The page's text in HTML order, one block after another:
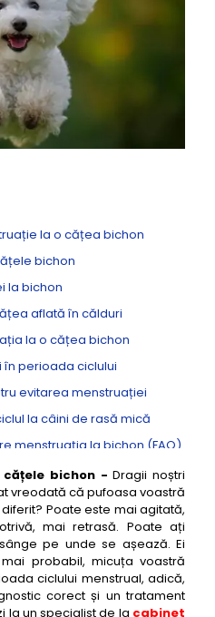
la o cățea bichon
bichon
la bichon
aflată în călduri
la o cățea bichon
perioada ciclului
evitarea menstruației
la câini de rasă mică
menstruația la bichon (FAQ)
cățele bichon -Dragii noștri
vreodată că pufoasa voastră
Poate este mai agitată,
mai retrasă. Poate ați
pe unde se așează. Ei
probabil, micuța voastră
ciclului menstrual, adică,
corect și un tratament
la un specialist de la cabinet